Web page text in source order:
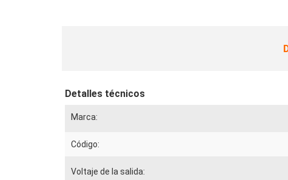
Detalles técnicos
Marca:
Código:
Voltaje de la salida: